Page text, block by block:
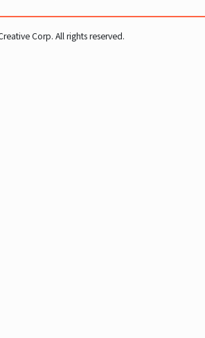
Corp. All rights reserved.